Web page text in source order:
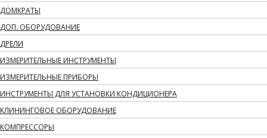
ДОМКРАТЫ
ДОП. ОБОРУДОВАНИЕ
ДРЕЛИ
ИЗМЕРИТЕЛЬНЫЕ ИНСТРУМЕНТЫ
ИЗМЕРИТЕЛЬНЫЕ ПРИБОРЫ
ИНСТРУМЕНТЫ ДЛЯ УСТАНОВКИ КОНДИЦИОНЕРА
КЛИНИНГОВОЕ ОБОРУДОВАНИЕ
КОМПРЕССОРЫ